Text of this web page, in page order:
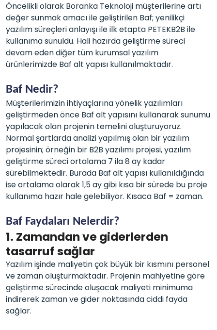
Öncelikli olarak Boranka Teknoloji müşterilerine artı
değer sunmak amacı ile geliştirilen Baf; yenilikçi
yazılım süreçleri anlayışı ile ilk etapta PETEKB2B ile
kullanıma sunuldu. Hali hazırda geliştirme süreci
devam eden diğer tüm kurumsal yazılım
ürünlerimizde Baf alt yapısı kullanılmaktadır.
Baf Nedir?
Müşterilerimizin ihtiyaçlarına yönelik yazılımları
geliştirmeden önce Baf alt yapısını kullanarak sunumu
yapılacak olan projenin temelini oluşturuyoruz.
Normal şartlarda analizi yapılmış olan bir yazılım
projesinin; örneğin bir B2B yazılımı projesi, yazılım
geliştirme süreci ortalama 7 ila 8 ay kadar
sürebilmektedir. Burada Baf alt yapısı kullanıldığında
ise ortalama olarak 1,5 ay gibi kısa bir sürede bu proje
kullanıma hazır hale gelebiliyor. Kısaca Baf = zaman.
Baf Faydaları Nelerdir?
1. Zamandan ve giderlerden
tasarruf sağlar
Yazılım işinde maliyetin çok büyük bir kısmını personel
ve zaman oluşturmaktadır. Projenin mahiyetine göre
geliştirme sürecinde oluşacak maliyeti minimuma
indirerek zaman ve gider noktasında ciddi fayda
sağlar.